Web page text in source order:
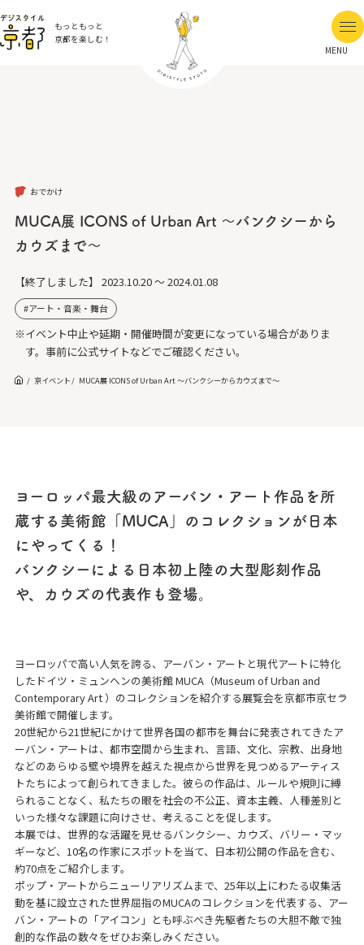
もっともっと
京都を楽しむ！
MENU
おでかけ
MUCA展 ICONS of Urban Art 〜バンクシーから
カウズまで〜
【終了しました】 2023.10.20 ～ 2024.01.08
アート・音楽・舞台
※イベント中止や延期・開催時間が変更になっている場合がありま
す。事前に公式サイトなどでご確認ください。
京イベント MUCA展 ICONS of Urban Art 〜バンクシーからカウズまで〜
ヨーロッパ最大級のアーバン・アート作品を所
蔵する美術館「MUCA」のコレクションが日本
にやってくる！
バンクシーによる日本初上陸の大型彫刻作品
や、カウズの代表作も登場。
ヨーロッパで高い人気を誇る、アーバン・アートと現代アートに特化
したドイツ・ミュンヘンの美術館 MUCA（Museum of Urban and
Contemporary Art ）のコレクションを紹介する展覧会を京都市京セラ
美術館で開催します。
20世紀から21世紀にかけて世界各国の都市を舞台に発表されてきたア
ーバン・アートは、都市空間から生まれ、言語、文化、宗教、出身地
などのあらゆる壁や境界を越えた視点から世界を見つめるアーティス
トたちによって創られてきました。彼らの作品は、ルールや規則に縛
られることなく、私たちの眼を社会の不公正、資本主義、人種差別と
いった様々な課題に向けさせ、考えることを促します。
本展では、世界的な活躍を見せるバンクシー、カウズ、バリー・マッ
ギーなど、10名の作家にスポットを当て、日本初公開の作品を含む、
約70点をご紹介します。
ポップ・アートからニューリアリズムまで、25年以上にわたる収集活
動を基に設立された世界屈指のMUCAのコレクションを代表する、アー
バン・アートの「アイコン」とも呼ぶべき先駆者たちの大胆不敵で独
創的な作品の数々をぜひお楽しみください。